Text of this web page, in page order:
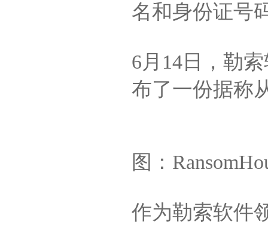
名和身份证号
6月14日，勒
布了一份据称
图：
作为勒索软件